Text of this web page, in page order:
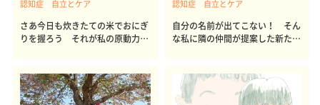
認知症 自立とケア
さあ今日も炊きたての米でおにぎ
りを握ろう それが私の原動力に
認知症 自立とケア
自分の名前が出てこない！ そん
な私に隣の仲間が提案した新たな